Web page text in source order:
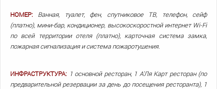
НОМЕР:
Ванная, туалет, фен, спутниковое ТВ, телефон, сейф
(платно), мини-бар, кондиционер, высокоскоростной интернет Wi-Fi
по всей территории отеля (платно), карточная система замка,
пожарная сигнализация и система пожаротушения.
ИНФРАСТРУКТУРА: 1 основной ресторан, 1 А'Ля Карт ресторан (по
предварительной резервации за день до посещения ресторанта), 1